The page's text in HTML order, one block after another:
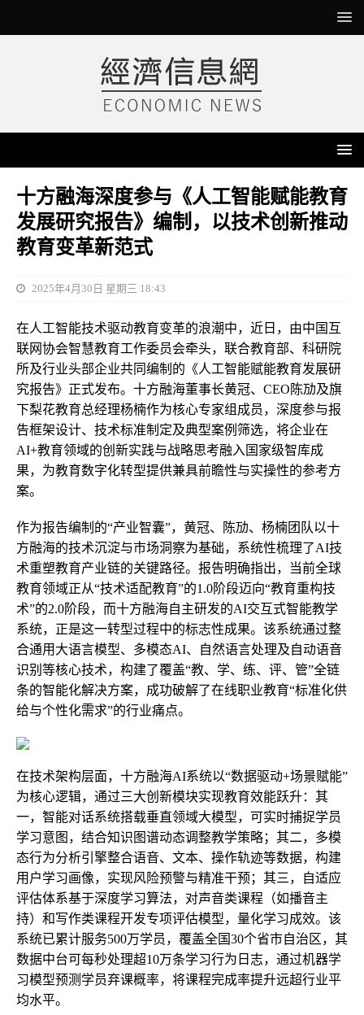
十方融海深度参与《人工智能赋能教育
发展研究报告》编制，以技术创新推动
教育变革新范式
2025年4月30日 星期三 18:43
在人工智能技术驱动教育变革的浪潮中，近日，由中国互
联网协会智慧教育工作委员会牵头，联合教育部、科研院
所及行业头部企业共同编制的《人工智能赋能教育发展研
究报告》正式发布。十方融海董事长黄冠、CEO陈劢及旗
下梨花教育总经理杨楠作为核心专家组成员，深度参与报
告框架设计、技术标准制定及典型案例筛选，将企业在
AI+教育领域的创新实践与战略思考融入国家级智库成
果，为教育数字化转型提供兼具前瞻性与实操性的参考方
案。
作为报告编制的“产业智囊”，黄冠、陈劢、杨楠团队以十
方融海的技术沉淀与市场洞察为基础，系统性梳理了AI技
术重塑教育产业链的关键路径。报告明确指出，当前全球
教育领域正从“技术适配教育”的1.0阶段迈向“教育重构技
术”的2.0阶段，而十方融海自主研发的AI交互式智能教学
系统，正是这一转型过程中的标志性成果。该系统通过整
合通用大语言模型、多模态AI、自然语言处理及自动语音
识别等核心技术，构建了覆盖“教、学、练、评、管”全链
条的智能化解决方案，成功破解了在线职业教育“标准化供
给与个性化需求”的行业痛点。
在技术架构层面，十方融海AI系统以“数据驱动+场景赋能”
为核心逻辑，通过三大创新模块实现教育效能跃升：其
一，智能对话系统搭载垂直领域大模型，可实时捕捉学员
学习意图，结合知识图谱动态调整教学策略；其二，多模
态行为分析引擎整合语音、文本、操作轨迹等数据，构建
用户学习画像，实现风险预警与精准干预；其三，自适应
评估体系基于深度学习算法，对声音类课程（如播音主
持）和写作类课程开发专项评估模型，量化学习成效。该
系统已累计服务500万学员，覆盖全国30个省市自治区，其
数据中台可每秒处理超10万条学习行为日志，通过机器学
习模型预测学员弃课概率，将课程完成率提升远超行业平
均水平。